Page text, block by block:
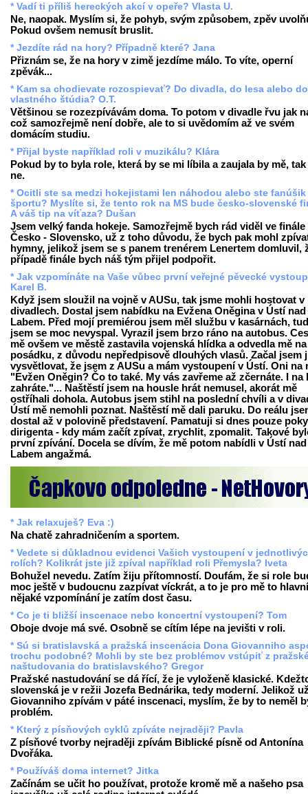
* Vadí ti příliš hereckých akcí v opeře? Vlasta U.
Ne, naopak. Myslím si, že pohyb, svým způsobem, zpěv
Pokud ovšem nemusít bruslit.
* Jezdíte rád na hory? Případně které? Jana
Přiznám se, že na hory v zimě jezdíme málo. To víte, operní
zpěvák...
* Kam sa chodievate rozospievať? Do divadla, do lesa alebo do
vlastného štúdia? O.T.
Většinou se rozezpívávám doma. To potom v divadle řvu jak
což samozřejmě není dobře, ale to si uvědomím až ve svém
domácím studiu.
* Přijal byste například roli v muzikálu? Klára
Pokud by to byla role, která by se mi líbila a zaujala by mě,
ne.
* Ocitli ste sa medzi hokejistami len náhodou alebo ste
športu? Myslíte si, že tento rok na MS bude česko-slovenské
A váš tip na víťaza? Dušan
Jsem velký fanda hokeje. Samozřejmě bych rád viděl ve finále
Česko - Slovensko, už z toho důvodu, že bych pak mohl
hymny, jelikož jsem se s panem trenérem Lenertem domluvil,
případě finále bych náš tým přijel podpořit.
* Jak vzpomínáte na Vaše vůbec první veřejné pěvecké
Karel B.
Když jsem sloužil na vojně v AUSu, tak jsme mohli hostovat v
divadlech. Dostal jsem nabídku na Evžena Oněgina v Ústí nad
Labem. Před mojí premiérou jsem měl službu v kasárnách,
jsem se moc nevyspal. Vyrazil jsem brzo ráno na autobus.
mě ovšem ve městě zastavila vojenská hlídka a odvedla mě na
posádku, z důvodu nepředpisově dlouhých vlasů. Začal jsem
vysvětlovat, že jsem z AUSu a mám vystoupení v Ústí. Oni na
"Evžen Oněgin? Čo to také. My vás zavřeme až zčernáte. I na
zahráte."... Naštěstí jsem na housle hrát nemusel, akorát mě
ostříhali dohola. Autobus jsem stihl na poslední chvíli a v
Ústí mě nemohli poznat. Naštěstí mě dali paruku. Do reálu
dostal až v polovině představení. Pamatuji si dnes pouze
dirigenta - kdy mám začít zpívat, zrychlit, zpomalit. Takové
první zpívání. Docela se dívím, že mě potom nabídli v Ústí nad
Labem angažmá.
* Jak relaxuješ? Eva :)
Na chatě zahradničením a sportem.
* Vedete si důkladnou evidenci Vašich vystoupení v
rolích? Kolikrát jste již zpíval například roli Přemysla? Iveta
Bohužel nevedu. Zatím žiju přítomností. Doufám, že si role
moc ještě v budoucnu zazpívat víckrát, a to je pro mě to
nějaké vzpomínání je zatím dost času.
* Co je ti bližší inscenace nebo koncertní vystoupení? Tom
Oboje dvoje má své. Osobně se cítím lépe na jevišti v roli.
* Sú si bratislavská a pražská inscenácia Dona Giovanniho
trochu podobné? Mohli by ste bez problémov vstúpiť z
naštudovania do bratislavského? Gregor
Pražské nastudování se dá řící, že je vyloženě klasické.
slovenská je v režii Jozefa Bednárika, tedy moderní. Jelikož
Giovanniho zpívám v páté inscenaci, myslím, že by to neměl
problém.
* Který z písňových cyklů zpíváte nejraději? Pavla
Z písňové tvorby nejraději zpívám Biblické písně od Antonína
Dvořáka.
* Používáš doma internet? Jitka
Začínám se učit ho používat, protože kromě mě a našeho psa